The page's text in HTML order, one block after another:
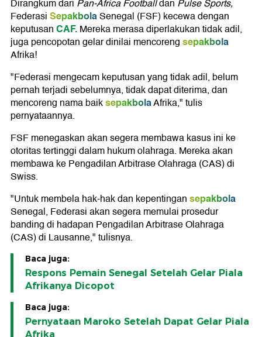
Dirangkum dari Pan-Africa Footballdan Pulse Sports,
FederasiSepakbolaSenegal (FSF) kecewa dengan
keputusanCAF.Mereka merasa diperlakukan tidak adil,
juga pencopotan gelar dinilai mencorengsepakbola
Afrika!
"Federasi mengecam keputusan yang tidak adil, belum
pernah terjadi sebelumnya, tidak dapat diterima, dan
mencoreng nama baiksepakbolaAfrika," tulis
pernyataannya.
FSF menegaskan akan segera membawa kasus ini ke
otoritas tertinggi dalam hukum olahraga. Mereka akan
membawa ke Pengadilan Arbitrase Olahraga (CAS) di
Swiss.
"Untuk membela hak-hak dan kepentingansepakbola
Senegal, Federasi akan segera memulai prosedur
banding di hadapan Pengadilan Arbitrase Olahraga
(CAS) di Lausanne," tulisnya.
Baca juga:
Respons Pemain Senegal Setelah Gelar Piala
Afrikanya Dicopot
Baca juga:
Pernyataan Maroko Setelah Dapat Gelar Piala
Afrika